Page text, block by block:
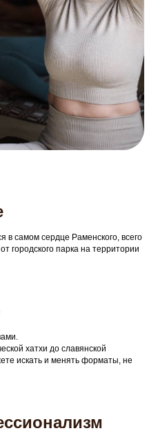
в самом сердце Раменского, всего
городского парка на территории
хатхи до славянской
искать и менять форматы, не